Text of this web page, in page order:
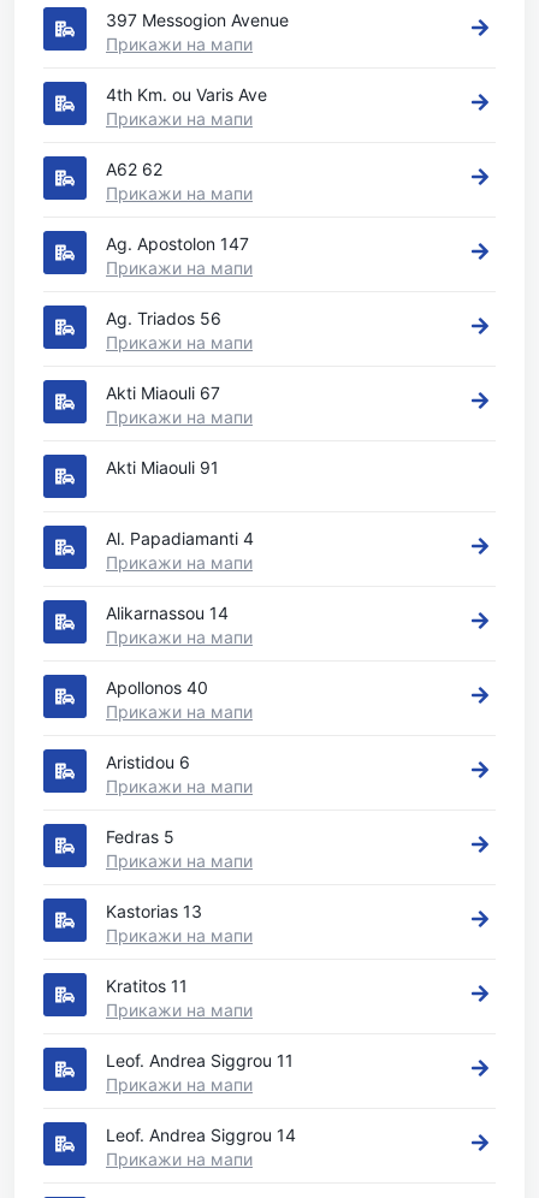
397 Messogion Avenue
Прикажи на мапи
4th Km. ou Varis Ave
Прикажи на мапи
A62 62
Прикажи на мапи
Ag. Apostolon 147
Прикажи на мапи
Ag. Triados 56
Прикажи на мапи
Akti Miaouli 67
Прикажи на мапи
Akti Miaouli 91
Al. Papadiamanti 4
Прикажи на мапи
Alikarnassou 14
Прикажи на мапи
Apollonos 40
Прикажи на мапи
Aristidou 6
Прикажи на мапи
Fedras 5
Прикажи на мапи
Kastorias 13
Прикажи на мапи
Kratitos 11
Прикажи на мапи
Leof. Andrea Siggrou 11
Прикажи на мапи
Leof. Andrea Siggrou 14
Прикажи на мапи